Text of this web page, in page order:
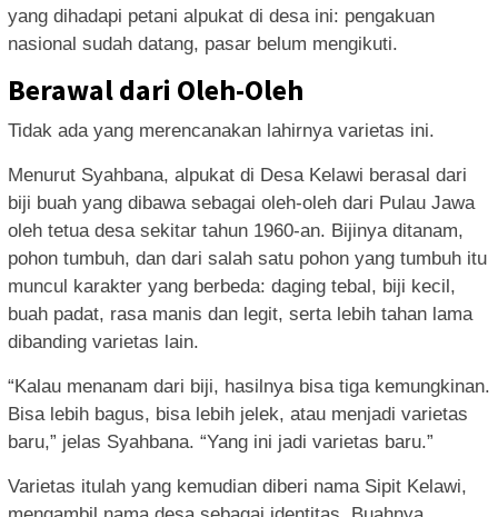
yang dihadapi petani alpukat di desa ini: pengakuan
nasional sudah datang, pasar belum mengikuti.
Berawal dari Oleh-Oleh
Tidak ada yang merencanakan lahirnya varietas ini.
Menurut Syahbana, alpukat di Desa Kelawi berasal dari
biji buah yang dibawa sebagai oleh-oleh dari Pulau Jawa
oleh tetua desa sekitar tahun 1960-an. Bijinya ditanam,
pohon tumbuh, dan dari salah satu pohon yang tumbuh itu
muncul karakter yang berbeda: daging tebal, biji kecil,
buah padat, rasa manis dan legit, serta lebih tahan lama
dibanding varietas lain.
“Kalau menanam dari biji, hasilnya bisa tiga kemungkinan.
Bisa lebih bagus, bisa lebih jelek, atau menjadi varietas
baru,” jelas Syahbana. “Yang ini jadi varietas baru.”
Varietas itulah yang kemudian diberi nama Sipit Kelawi,